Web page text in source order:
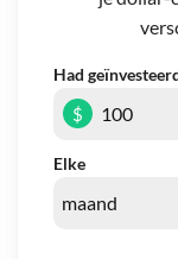
Had
Elke
$